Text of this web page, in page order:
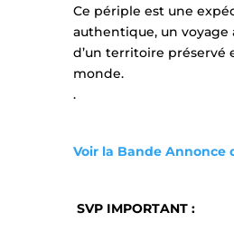
Ce périple est une
authentique, un
d’un territoire préservé
monde.
.
Voir la Bande Annonce
SVP IMPORTANT :